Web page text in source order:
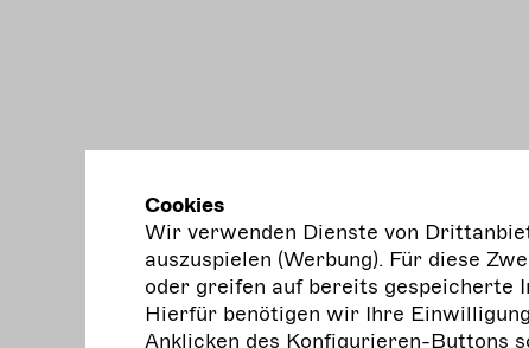
Cookies
Wir verwenden Dienste von
auszuspielen (Werbung). Für diese
oder greifen auf bereits gespeicherte
Hierfür benötigen wir Ihre
Anklicken des Konfigurieren-Buttons